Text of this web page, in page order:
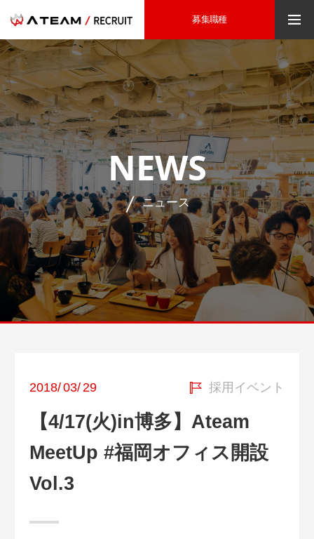
募集職種
NEWS
ニュース
採用イベント
2018/03/29
【4/17(火)in博多】Ateam
MeetUp #福岡オフィス開設
Vol.3